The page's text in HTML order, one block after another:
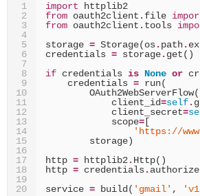
1
2
3
4
5
6
7
8
9
10
11
12
13
14
15
16
17
18
19
20
import
httplib2
from oauth2client.file
from oauth2client.tools
storage = Storage(os.path.
credentials = storage.get()
if credentials is None or
credentials = run(
OAuth2WebServerFlow(
client_id=self.
client_secret=
scope= [
'https://
storage)
http = httplib2.Http()
http = credentials.authorize
service = build ( 'gmail' ,